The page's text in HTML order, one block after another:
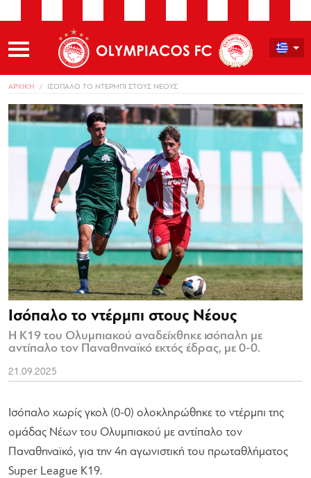
ΑΡΧΙΚΗ ΙΣΟΠΑΛΟ ΤΟ ΝΤΕΡΜΠΙ ΣΤΟΥΣ ΝΕΟΥΣ
Ισόπαλο το ντέρμπι στους Νέους
Η Κ19 του Ολυμπιακού αναδείχθηκε ισόπαλη με
αντίπαλο τον Παναθηναϊκό εκτός έδρας, με 0-0.
21.09.2025
Ισόπαλο χωρίς γκολ (0-0) ολοκληρώθηκε το ντέρμπι της
ομάδας Νέων του Ολυμπιακού με αντίπαλο τον
Παναθηναϊκό, για την 4η αγωνιστική του πρωταθλήματος
Super League Κ19.